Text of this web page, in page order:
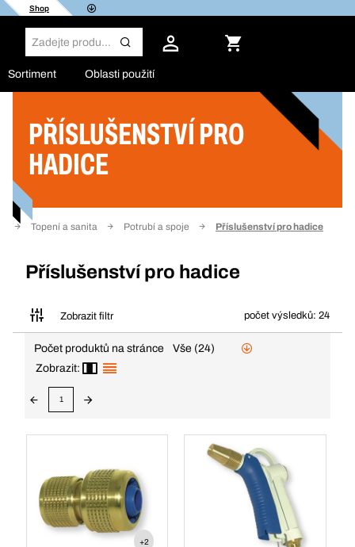
Shop
Sortiment Oblasti použití
PŘÍSLUŠENSTVÍ PRO
HADICE
Topení a sanita Potrubí a spoje Příslušenství pro hadice
Příslušenství pro hadice
Zobrazit filtr počet výsledků: 24
Filtr
Počet produktů na stránce
Vše (24)
Zobrazit:
1
+2